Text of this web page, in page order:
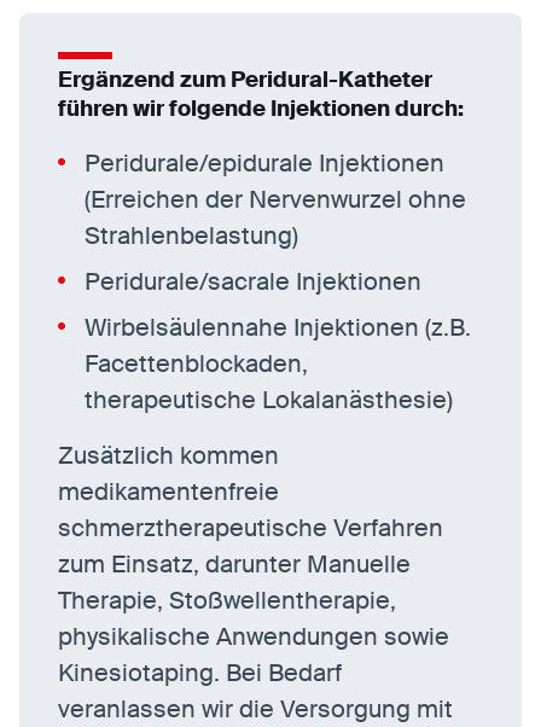
Ergänzend zum Peridural-Katheter
führen wir folgende Injektionen durch:
Peridurale/epidurale Injektionen
(Erreichen der Nervenwurzel ohne
Strahlenbelastung)
Peridurale/sacrale Injektionen
Wirbelsäulennahe Injektionen (z.B.
Facettenblockaden,
therapeutische Lokalanästhesie)
Zusätzlich kommen
medikamentenfreie
schmerztherapeutische Verfahren
zum Einsatz, darunter Manuelle
Therapie, Stoßwellentherapie,
physikalische Anwendungen sowie
Kinesiotaping. Bei Bedarf
veranlassen wir die Versorgung mit